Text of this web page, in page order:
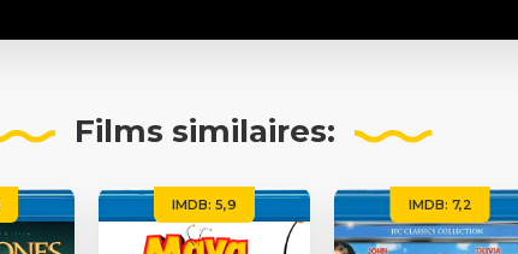
Films similaires:
IMDB: 5,9 IMDB: 7,2